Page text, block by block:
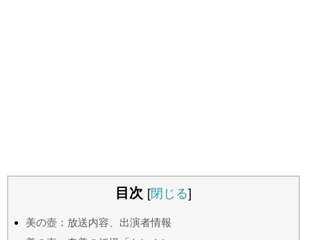
目次 [閉じる]
美の壺：放送内容、出演者情報